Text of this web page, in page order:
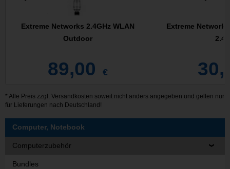
Extreme Networks 2.4GHz WLAN
Outdoor
89,00 €
Extreme
* Alle Preis zzgl. Versandkosten soweit nicht anders angegeben und gelten nur
für Lieferungen nach Deutschland!
Computer, Notebook
Computerzubehör
Bundles